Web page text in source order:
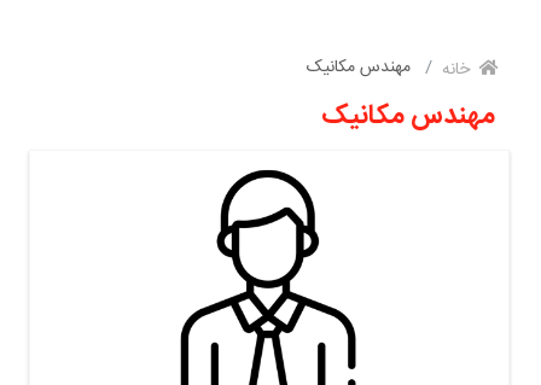
خانه مهندس مکانیک
مهندس مکانیک